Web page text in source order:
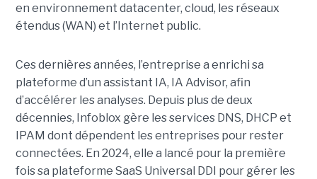
en environnement datacenter, cloud, les réseaux
étendus (WAN) et l’Internet public.
Ces dernières années, l’entreprise a enrichi sa
plateforme d’un assistant IA, IA Advisor, afin
d’accélérer les analyses. Depuis plus de deux
décennies, Infoblox gère les services DNS, DHCP et
IPAM dont dépendent les entreprises pour rester
connectées. En 2024, elle a lancé pour la première
fois sa plateforme SaaS Universal DDI pour gérer les